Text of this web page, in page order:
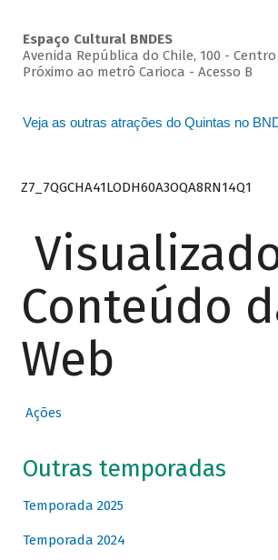
Espaço Cultural BNDES
Avenida República do Chile, 100 - Centro
Próximo ao metrô Carioca - Acesso B
Veja as outras atrações do Quintas no
Z7_7QGCHA41LODH60A3OQA8RN14Q1
Conteúdo
Web
Ações
Outras temporadas
Temporada 2025
Temporada 2024